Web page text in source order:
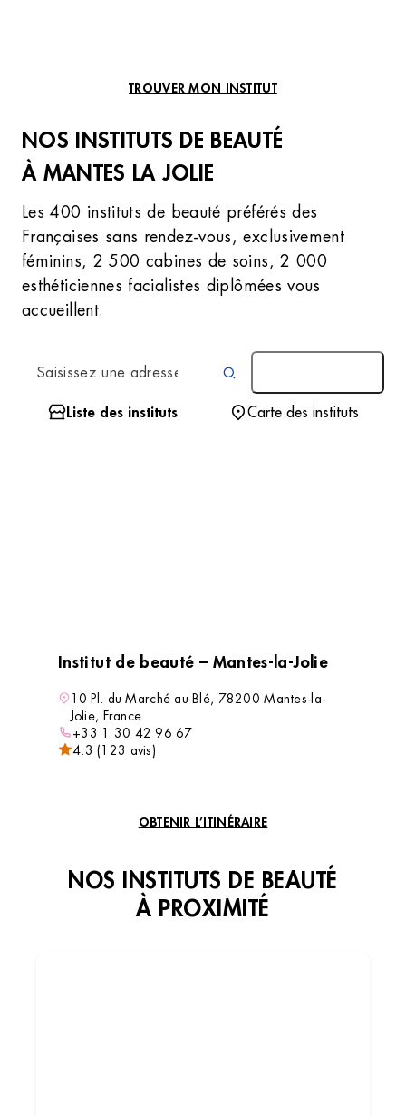
TROUVER MON INSTITUT
NOS INSTITUTS DE BEAUTÉ
À MANTES LA JOLIE
Les 400 instituts de beauté préférés des
Françaises sans rendez-vous, exclusivement
féminins, 2 500 cabines de soins, 2 000
esthéticiennes facialistes diplômées vous
accueillent.
Liste des instituts Carte des instituts
Institut de beauté – Mantes-la-Jolie
10 Pl. du Marché au Blé, 78200 Mantes-la-
Jolie, France
+33 1 30 42 96 67
4.3 (123 avis)
OBTENIR L’ITINÉRAIRE
NOS INSTITUTS DE BEAUTÉ
À PROXIMITÉ